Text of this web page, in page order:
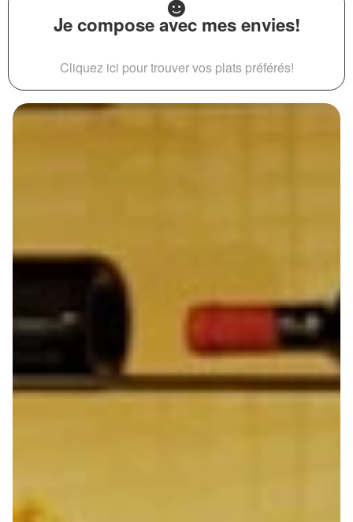
Je compose avec mes envies!
Cliquez ici pour trouver vos plats préférés!